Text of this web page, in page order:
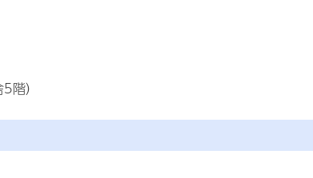
階）